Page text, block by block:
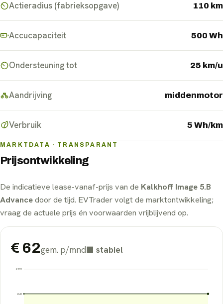
Actieradius (fabrieksopgave) 110 km
Accucapaciteit 500 Wh
Ondersteuning tot 25 km/u
Aandrijving middenmotor
Verbruik 5 Wh/km
MARKTDATA · TRANSPARANT
Prijsontwikkeling
De indicatieve lease-vanaf-prijs van de Kalkhoff Image 5.B
Advancedoor de tijd. EVTrader volgt de marktontwikkeling;
vraag de actuele prijs én voorwaarden vrijblijvend op.
€ 62gem. p/mnd■ stabiel
€102
€62